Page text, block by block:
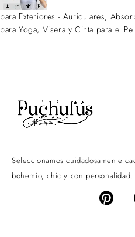
para Exteriores - Auriculares,
para Yoga, Visera y Cinta para el
Seleccionamos cuidadosamente
bohemio, chic y con personalidad.